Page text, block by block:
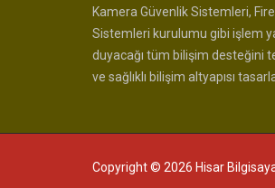
Kamera Güvenlik Sistemleri,
Sistemleri kurulumu gibi işlem
duyacağı tüm bilişim desteğini
ve sağlıklı bilişim altyapısı
Copyright © 2026 Hisar